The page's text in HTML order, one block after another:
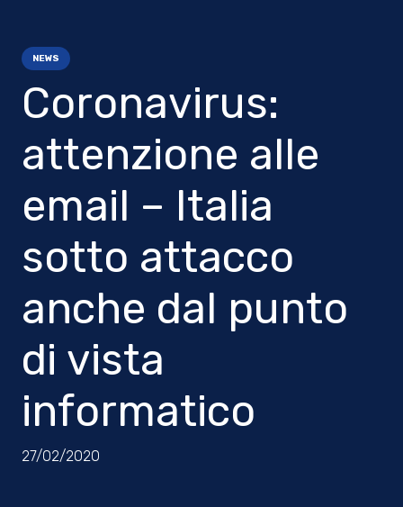
NEWS
Coronavirus:
attenzione alle
email – Italia
sotto attacco
anche dal punto
di vista
informatico
27/02/2020